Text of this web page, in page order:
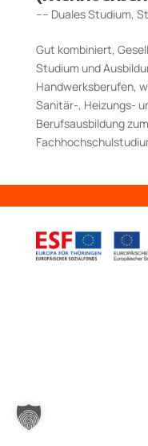
–– Duales Studium,
Gut kombiniert,
Studium und
Handwerksberufen,
Sanitär-, Heizungs-
Berufsausbildung